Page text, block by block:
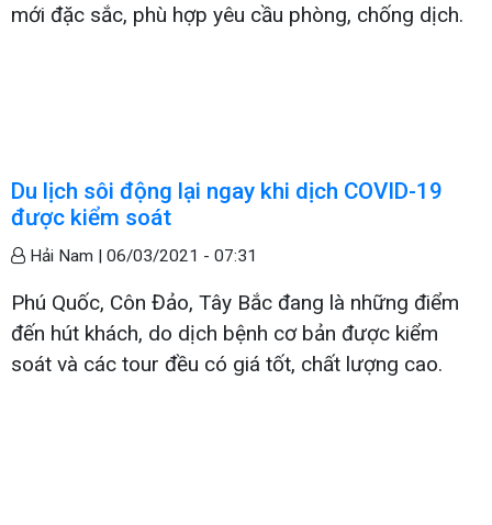
mới đặc sắc, phù hợp yêu cầu phòng, chống dịch.
Du lịch sôi động lại ngay khi dịch COVID-19
được kiểm soát
Hải Nam | 06/03/2021 - 07:31
Phú Quốc, Côn Đảo, Tây Bắc đang là những điểm
đến hút khách, do dịch bệnh cơ bản được kiểm
soát và các tour đều có giá tốt, chất lượng cao.